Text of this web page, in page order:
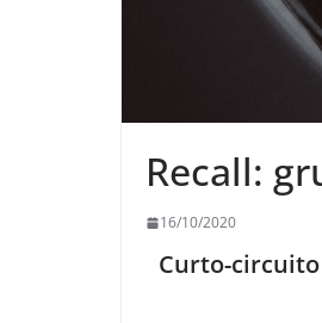
Recall:
16/10/2020
Curto-